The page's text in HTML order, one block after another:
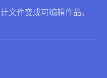
文件变成可编辑作品。